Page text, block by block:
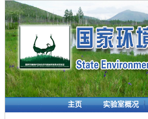
主页 实验室概况